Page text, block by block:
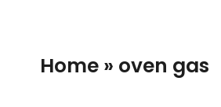
Home» oven gas